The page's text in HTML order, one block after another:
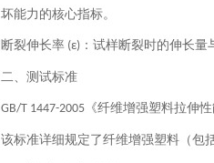
坏能力的核心指标。
断裂伸长率 (ε) ：试样断裂时的伸长
二、测试标准
GB/T 1447-2005 《纤维增强塑料拉伸
该标准详细规定了纤维增强塑料（包